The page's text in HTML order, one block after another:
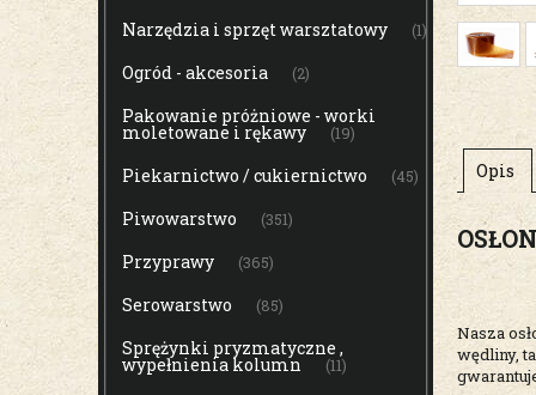
Narzędzia i sprzęt warsztatowy (1)
Ogród - akcesoria (2)
Pakowanie próżniowe - worki
moletowane i rękawy (19)
Piekarnictwo / cukiernictwo (45)
Piwowarstwo (351)
Przyprawy (365)
Serowarstwo (85)
Sprężynki pryzmatyczne ,
wypełnienia kolumn (11)
Opis
Nasza
wędliny,